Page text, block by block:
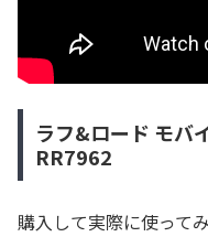
ラフ&ロード モバ
RR7962
購入して実際に使って